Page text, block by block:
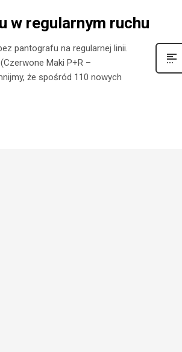
w regularnym ruchu
pantografu na regularnej linii.
Maki P+R –
że spośród 110 nowych